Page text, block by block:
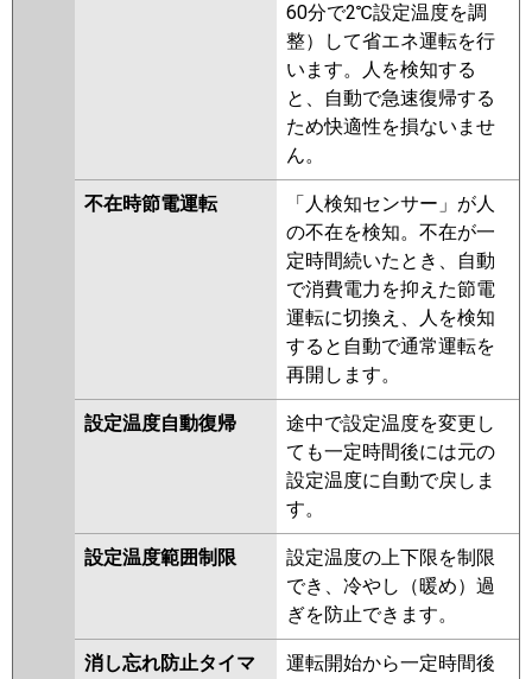
60分で2℃設定温度を調
整）して省エネ運転を行
います。人を検知する
と、自動で急速復帰する
ため快適性を損ないませ
ん。
不在時節電運転
「人検知センサー」が人
の不在を検知。不在が一
定時間続いたとき、自動
で消費電力を抑えた節電
運転に切換え、人を検知
すると自動で通常運転を
再開します。
設定温度自動復帰
途中で設定温度を変更し
ても一定時間後には元の
設定温度に自動で戻しま
す。
設定温度範囲制限
設定温度の上下限を制限
でき、冷やし（暖め）過
ぎを防止できます。
消し忘れ防止タイマ
運転開始から一定時間後